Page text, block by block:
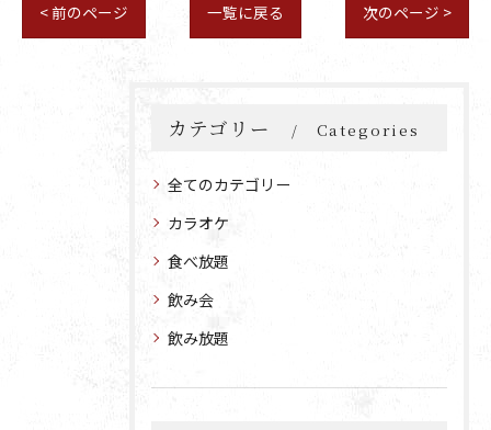
< 前のページ 一覧に戻る 次のページ >
カテゴリー Categories
全てのカテゴリー
カラオケ
食べ放題
飲み会
飲み放題